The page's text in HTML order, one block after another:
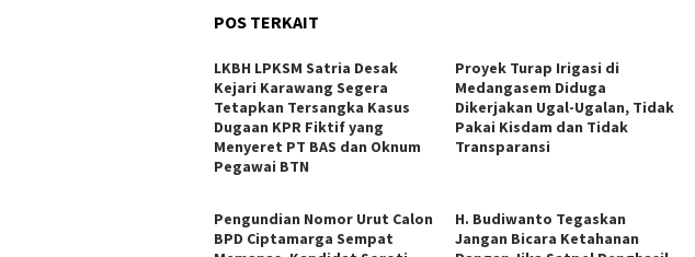
POS TERKAIT
LKBH LPKSM Satria Desak
Kejari Karawang Segera
Tetapkan Tersangka Kasus
Dugaan KPR Fiktif yang
Menyeret PT BAS dan Oknum
Pegawai BTN
Proyek Turap Irigasi di
Medangasem Diduga
Dikerjakan Ugal-Ugalan, Tidak
Pakai Kisdam dan Tidak
Transparansi
Pengundian Nomor Urut Calon
BPD Ciptamarga Sempat
H. Budiwanto Tegaskan
Jangan Bicara Ketahanan